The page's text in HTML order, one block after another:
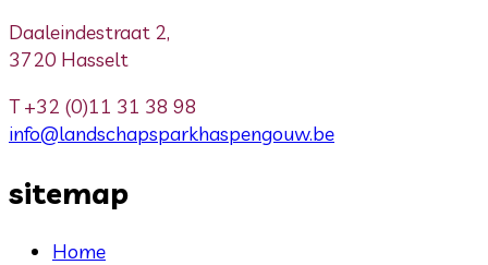
Daaleindestraat 2,
3720 Hasselt
T+32 (0)11 31 38 98
info@landschapsparkhaspengouw.be
sitemap
Home